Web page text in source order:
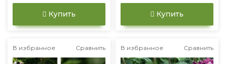
Купить Купить
В избранное Сравнить В избранное Сравнить